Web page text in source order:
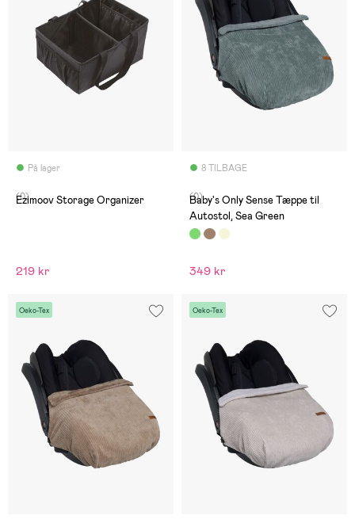
På lager
(0)
Ezimoov Storage Organizer
219 kr
8 TILBAGE
(0)
Baby's Only Sense Tæppe til
Autostol, Sea Green
349 kr
Oeko-Tex Oeko-Tex